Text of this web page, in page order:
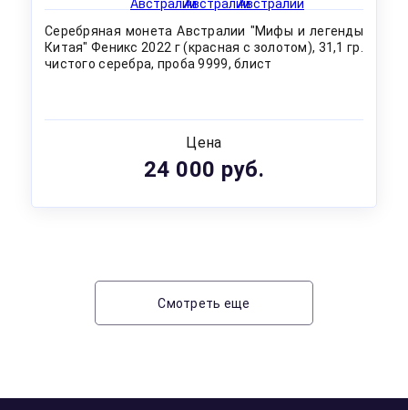
Серебряная монета Австралии "Мифы и легенды
Китая" Феникс 2022 г (красная с золотом), 31,1 гр.
чистого серебра, проба 9999, блист
Цена
24 000 руб.
Смотреть еще